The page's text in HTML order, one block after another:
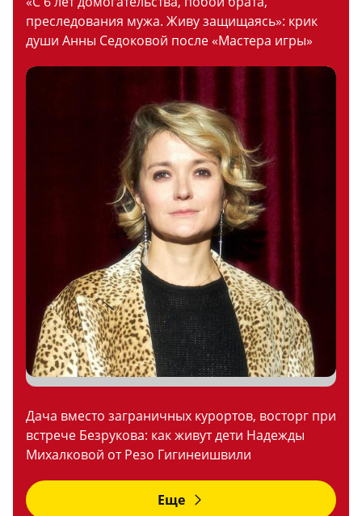
преследования мужа. Живу защищаясь»: крик
души Анны Седоковой после «Мастера игры»
Дача вместо заграничных курортов, восторг при
встрече Безрукова: как живут дети Надежды
Михалковой от Резо Гигинеишвили
Еще